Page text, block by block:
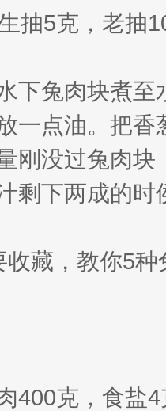
抽5克，老抽
下兔肉块煮
一点油。把
刚没过兔肉
剩下两成的
400克，食盐